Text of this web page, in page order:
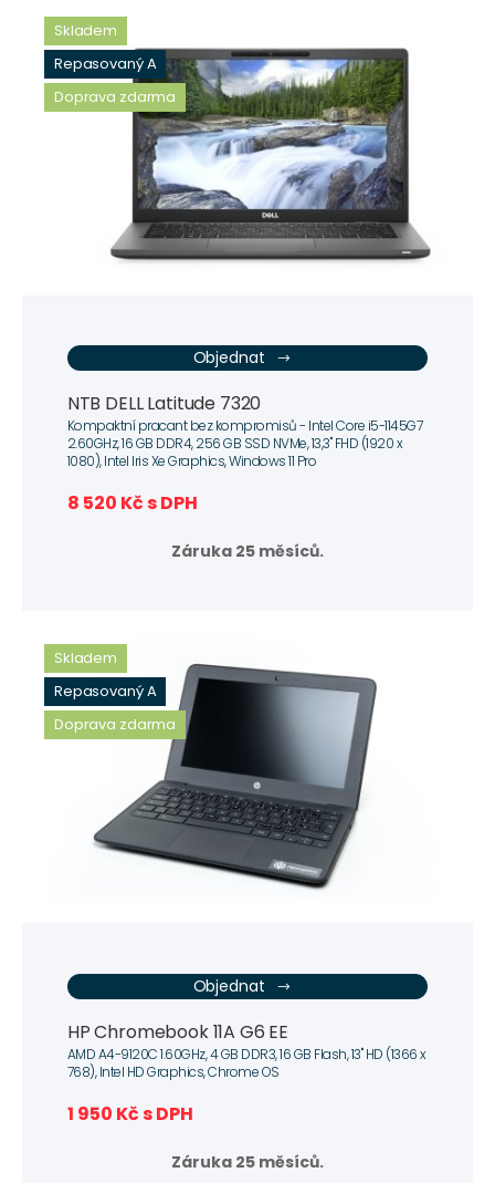
Skladem
Repasovaný A
Doprava zdarma
Objednat
NTB DELL Latitude 7320
Kompaktní pracant bez kompromisů - Intel Core i5-1145G7
2.60GHz, 16 GB DDR4, 256 GB SSD NVMe, 13,3" FHD (1920 x
1080), Intel Iris Xe Graphics, Windows 11 Pro
8 520 Kč s DPH
Záruka 25 měsíců.
Skladem
Repasovaný A
Doprava zdarma
Objednat
HP Chromebook 11A G6 EE
AMD A4-9120C 1.60GHz, 4 GB DDR3, 16 GB Flash, 13" HD (1366 x
768), Intel HD Graphics, Chrome OS
1 950 Kč s DPH
Záruka 25 měsíců.